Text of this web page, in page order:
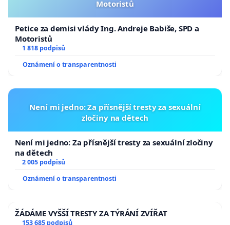
Motoristů
Petice za demisi vlády Ing. Andreje Babiše, SPD a
Motoristů
1 818 podpisů
Oznámení o transparentnosti
Není mi jedno: Za přísnější tresty za sexuální
zločiny na dětech
Není mi jedno: Za přísnější tresty za sexuální zločiny
na dětech
2 005 podpisů
Oznámení o transparentnosti
ŽÁDÁME VYŠŠÍ TRESTY ZA TÝRÁNÍ ZVÍŘAT
153 685 podpisů